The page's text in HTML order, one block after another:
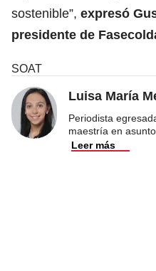
sostenible”, expresó
presidente de
SOAT
Luisa María
Periodista
maestría en
Leer más